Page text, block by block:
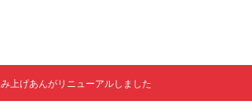
上げあんがリニューアルしました